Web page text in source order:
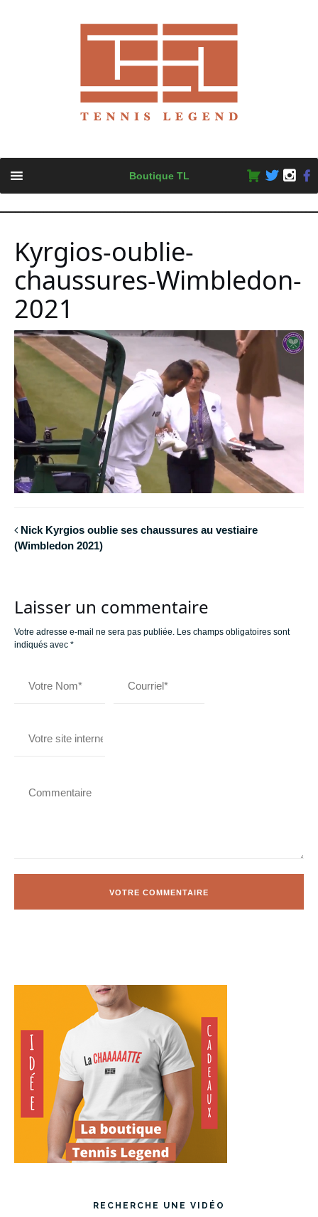
content
Boutique TL
Kyrgios-oublie-
chaussures-Wimbledon-
2021
Nick Kyrgios oublie ses chaussures au vestiaire
(Wimbledon 2021)
Laisser un commentaire
Votre adresse e-mail ne sera pas publiée. Les champs obligatoires sont
indiqués avec *
RECHERCHE UNE VIDÉO